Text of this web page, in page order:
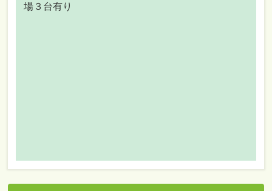
場３台有り